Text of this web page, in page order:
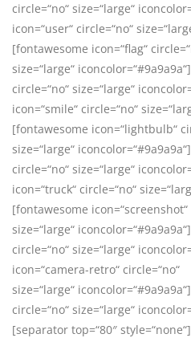
circle=“no“ size=“large“
icon=“user“ circle=“no“
[fontawesome icon=“flag“
size=“large“
circle=“no“ size=“large“
icon=“smile“ circle=“no“
[fontawesome icon=“lightbulb“
size=“large“
circle=“no“ size=“large“
icon=“truck“ circle=“no“
[fontawesome icon=“screenshot“
size=“large“
circle=“no“ size=“large“
icon=“camera-retro“ circle=“no“
size=“large“
circle=“no“ size=“large“
[separator top=“80″ style=“none“]